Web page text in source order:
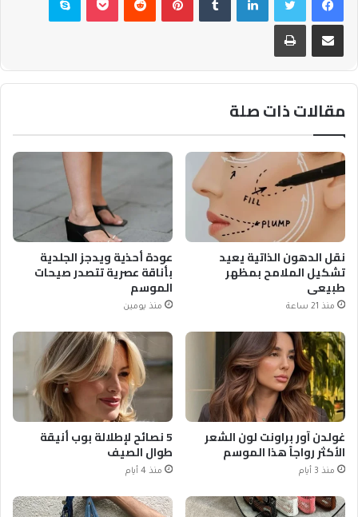
مشاركة عبر البريد طباعة
مقالات ذات صلة
نقل الدهون الذاتية يعيد
تشكيل الملامح بمظهر
طبيعي
منذ 21 ساعة
عودة أحذية ويدجز الجلدية
بأناقة عصرية تتصدر صيحات
الموسم
منذ يومين
غولدن آور براونت لون الشعر
الأكثر رواجاً هذا الموسم
منذ 3 أيام
5 نصائح لإطلالة بوب أنيقة
طوال الصيف
منذ 4 أيام